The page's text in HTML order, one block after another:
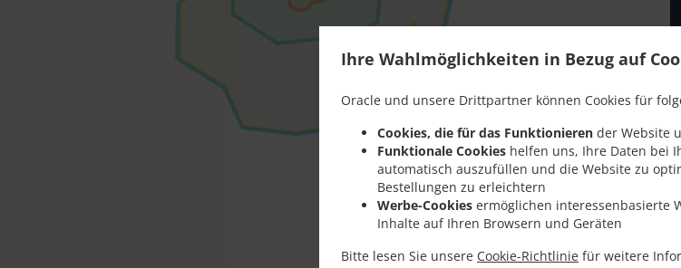
Ihre Wahlmöglichkeiten in Bezug auf
Oracle und unsere Drittpartner können Cookies für
Cookies, die für das Funktionieren der Website
Funktionale Cookies helfen uns, Ihre Daten bei
automatisch auszufüllen und die Website zu
Bestellungen zu erleichtern
Werbe-Cookies ermöglichen interessenbasierte
Inhalte auf Ihren Browsern und Geräten
Bitte lesen Sie unsere Cookie-Richtlinie für weitere